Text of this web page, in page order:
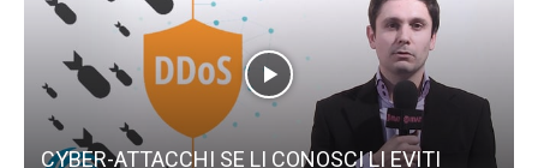
CYBER-ATTACCHI SE LI CONOSCI LI EVITI